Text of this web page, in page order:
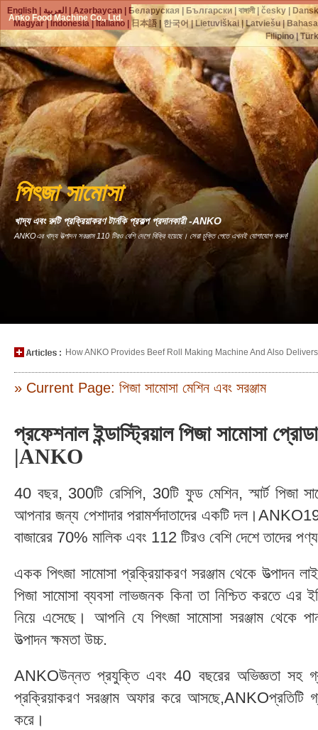
Anko Food Machine Co., Ltd.
পিৎজা সামোসা
খাদ্য এবং রুটি প্রক্রিয়াকরণ টার্নকি প্রকল্প প্রদানকারী -ANKO
ANKOএর খাদ্য উত্পাদন সরঞ্জাম 110 টিরও বেশি দেশে বিক্রি হয়েছে। সেরা চুক্তি পেতে এখনই যোগাযোগ করুন!
How ANKO Provides Beef Roll Making Machine And Also
» Current Page: পিজা সামোসা মেশিন এবং সরঞ্জাম
প্রফেশনাল ইন্ডাস্ট্রিয়াল পিজা সামোসা
|ANKO
40 বছর, 300টি রেসিপি, 30টি ফুড মেশিন, স্মার্ট পিজা
আপনার জন্য পেশাদার পরামর্শদাতাদের একটি
বাজারের 70% মালিক এবং 112 টিরও বেশি দেশে তাদের
একক পিৎজা সামোসা প্রক্রিয়াকরণ সরঞ্জাম থেকে উত্পাদন
পিজা সামোসা ব্যবসা লাভজনক কিনা তা নিশ্চিত করতে এর
নিয়ে এসেছে। আপনি যে পিৎজা সামোসা সরঞ্জাম থেকে
উত্পাদন ক্ষমতা উচ্চ.
ANKOউন্নত প্রযুক্তি এবং 40 বছরের অভিজ্ঞতা সহ
প্রক্রিয়াকরণ সরঞ্জাম অফার করে আসছে,ANKOপ্রতিটি
করে।
English العربية |Azərbaycan Беларуская Български |বাঙ্গালী|česky
Magyar|Indonesia| Italiano| 日本語|한국어|Lietuviškai|Latviešu|
Filipino|